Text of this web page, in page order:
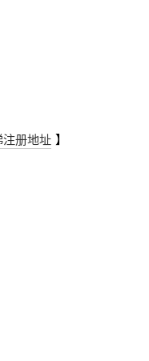
注册地址 】